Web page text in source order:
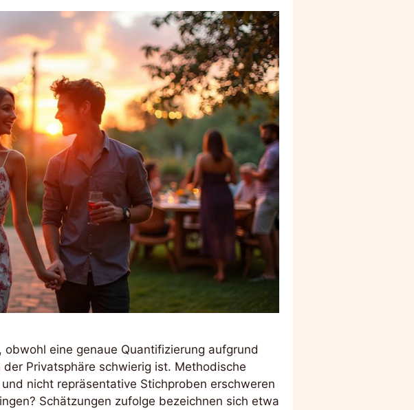
eine genaue Quantifizierung aufgrund
Privatsphäre schwierig ist. Methodische
nicht repräsentative Stichproben erschweren
Schätzungen zufolge bezeichnen sich etwa